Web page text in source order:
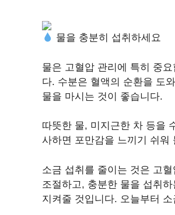
물을 충분히 섭취하세요
물은 고혈압 관리에 특히 중
다. 수분은 혈액의 순환을 도
물을 마시는 것이 좋습니다.
따뜻한 물, 미지근한 차 등을
사하면 포만감을 느끼기 쉬워
소금 섭취를 줄이는 것은 고
조절하고, 충분한 물을 섭취
지켜줄 것입니다. 오늘부터